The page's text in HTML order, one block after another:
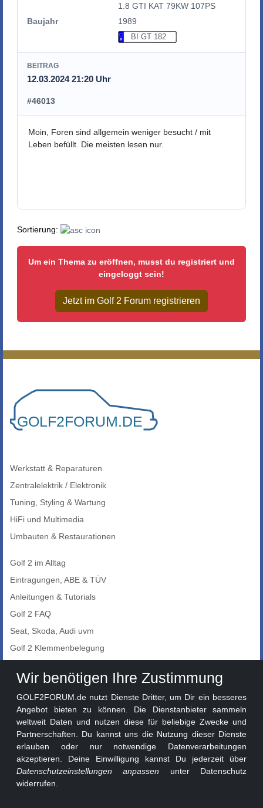
1.8 GTI KAT 79KW 107PS
Baujahr
1989
BI GT 182
BEITRAG
12.03.2024 21:20 Uhr
#46013
Moin, Foren sind allgemein weniger besucht / mit
Leben befüllt. Die meisten lesen nur.
Sortierung:
Um ein Thema zu eröffnen, musst du registriert und
eingeloggt sein!
Jetzt im Golf 2 Forum registrieren
Werkstatt & Reparaturen
Zentralelektrik / Elektronik
Tuning, Styling & Wartung
HiFi und Multimedia
Umbauten & Restaurationen
Golf 2 im Alltag
Eintragungen, ABE & TÜV
Anleitungen & Tutorials
Golf 2 FAQ
Seat, Skoda, Audi uvm
Golf 2 Klemmenbelegung
Auto-Showroom
Golf 2 Lackcodes
Sonderversionen
Sonstige Marken
Wir benötigen Ihre Zustimmung
GOLF2FORUM.de nutzt Dienste Dritter, um Dir ein besseres
Angebot bieten zu können. Die Dienstanbieter sammeln
weltweit Daten und nutzen diese für beliebige Zwecke und
Partnerschaften. Du kannst uns die Nutzung dieser Dienste
erlauben oder nur notwendige Datenverarbeitungen
akzeptieren. Deine Einwilligung kannst Du jederzeit über
Datenschutzeinstellungen anpassen unter Datenschutz
widerrufen.